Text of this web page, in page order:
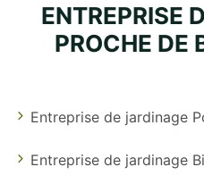
ENTREPRISE
PROCHE DE
Entreprise de jardinage
Entreprise de jardinage